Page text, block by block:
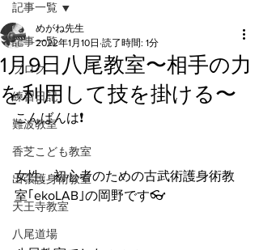
記事一覧
ブログ
練習日記
難波教室
香芝こども教室
出張護身術教室
天王寺教室
八尾道場
記事一覧
1月9日八尾教室〜相手の力
を利用して技を掛ける〜
めがね先生
2022年1月10日 読了時間: 1分
こんばんは❗️
女性、初心者のための古武術護身術教
室｢ekoLAB｣の岡野です👓